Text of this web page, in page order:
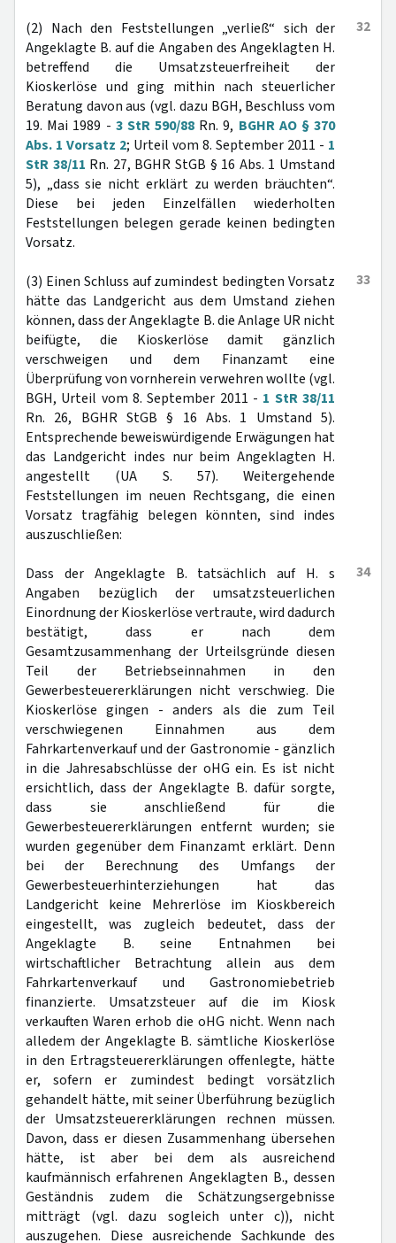
32
(2) Nach den Feststellungen „verließ“ sich der
Angeklagte B. auf die Angaben des Angeklagten H.
betreffend die Umsatzsteuerfreiheit der
Kioskerlöse und ging mithin nach steuerlicher
Beratung davon aus (vgl. dazu BGH, Beschluss vom
19. Mai 1989 - 3 StR 590/88 Rn. 9, BGHR AO § 370
Abs. 1 Vorsatz 2; Urteil vom 8. September 2011 - 1
StR 38/11 Rn. 27, BGHR StGB § 16 Abs. 1 Umstand
5), „dass sie nicht erklärt zu werden bräuchten“.
Diese bei jeden Einzelfällen wiederholten
Feststellungen belegen gerade keinen bedingten
Vorsatz.
33
(3) Einen Schluss auf zumindest bedingten Vorsatz
hätte das Landgericht aus dem Umstand ziehen
können, dass der Angeklagte B. die Anlage UR nicht
beifügte, die Kioskerlöse damit gänzlich
verschweigen und dem Finanzamt eine
Überprüfung von vornherein verwehren wollte (vgl.
BGH, Urteil vom 8. September 2011 - 1 StR 38/11
Rn. 26, BGHR StGB § 16 Abs. 1 Umstand 5).
Entsprechende beweiswürdigende Erwägungen hat
das Landgericht indes nur beim Angeklagten H.
angestellt (UA S. 57). Weitergehende
Feststellungen im neuen Rechtsgang, die einen
Vorsatz tragfähig belegen könnten, sind indes
auszuschließen:
34
Dass der Angeklagte B. tatsächlich auf H. s
Angaben bezüglich der umsatzsteuerlichen
Einordnung der Kioskerlöse vertraute, wird dadurch
bestätigt, dass er nach dem
Gesamtzusammenhang der Urteilsgründe diesen
Teil der Betriebseinnahmen in den
Gewerbesteuererklärungen nicht verschwieg. Die
Kioskerlöse gingen - anders als die zum Teil
verschwiegenen Einnahmen aus dem
Fahrkartenverkauf und der Gastronomie - gänzlich
in die Jahresabschlüsse der oHG ein. Es ist nicht
ersichtlich, dass der Angeklagte B. dafür sorgte,
dass sie anschließend für die
Gewerbesteuererklärungen entfernt wurden; sie
wurden gegenüber dem Finanzamt erklärt. Denn
bei der Berechnung des Umfangs der
Gewerbesteuerhinterziehungen hat das
Landgericht keine Mehrerlöse im Kioskbereich
eingestellt, was zugleich bedeutet, dass der
Angeklagte B. seine Entnahmen bei
wirtschaftlicher Betrachtung allein aus dem
Fahrkartenverkauf und Gastronomiebetrieb
finanzierte. Umsatzsteuer auf die im Kiosk
verkauften Waren erhob die oHG nicht. Wenn nach
alledem der Angeklagte B. sämtliche Kioskerlöse
in den Ertragsteuererklärungen offenlegte, hätte
er, sofern er zumindest bedingt vorsätzlich
gehandelt hätte, mit seiner Überführung bezüglich
der Umsatzsteuererklärungen rechnen müssen.
Davon, dass er diesen Zusammenhang übersehen
hätte, ist aber bei dem als ausreichend
kaufmännisch erfahrenen Angeklagten B., dessen
Geständnis zudem die Schätzungsergebnisse
mitträgt (vgl. dazu sogleich unter c)), nicht
auszugehen. Diese ausreichende Sachkunde des